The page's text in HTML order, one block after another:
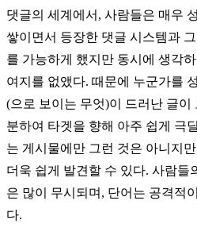
댓글의 세계에서, 사람들은 매우
쌓이면서 등장한 댓글 시스템과
를 가능하게 했지만 동시에 생각
여지를 없앴다. 때문에 누군가를
(으로 보이는 무엇)이 드러난 글이
분하여 타겟을 향해 아주 쉽게 극
는 게시물에만 그런 것은 아니지
더욱 쉽게 발견할 수 있다. 사람들
은 많이 무시되며, 단어는 공격적
다.